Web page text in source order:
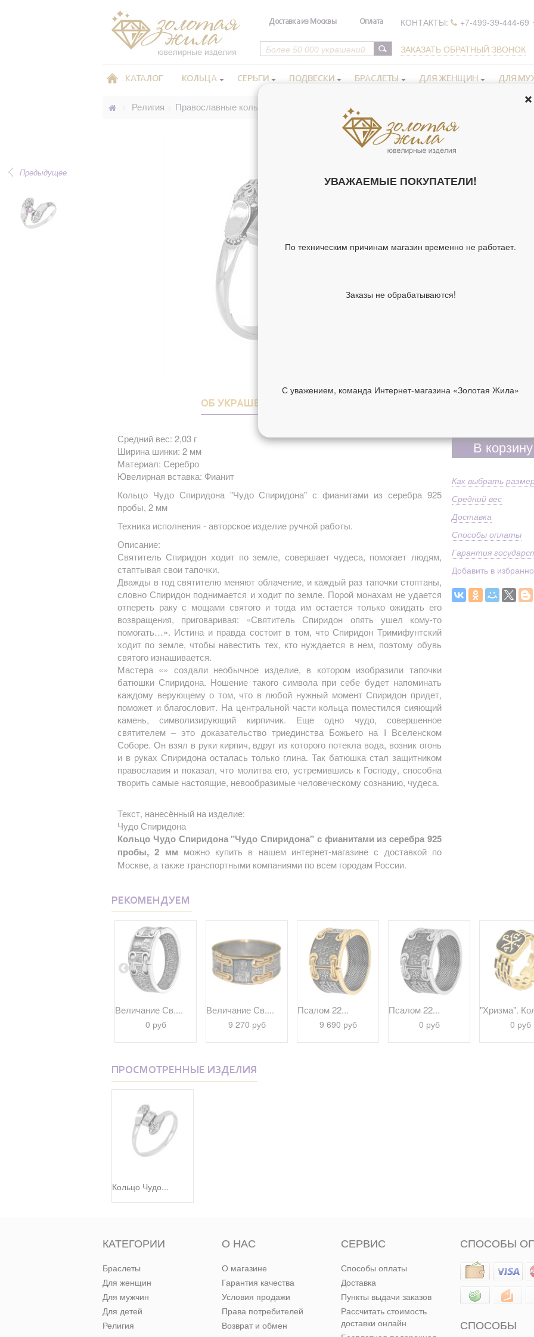
Доставка из Москвы Оплата КОНТАКТЫ: +7-499-39-444-69
ЗАКАЗАТЬ ОБРАТНЫЙ ЗВОНОК
КАТАЛОГ КОЛЬЦА СЕРЬГИ ПОДВЕСКИ БРАСЛЕТЫ ДЛЯ ЖЕНЩИН ДЛЯ
Религия Православные кольца серебряные Кольцо Чудо Спиридона "Чудо Спиридона" с
Предыдущее
ОБ УКРАШЕНИИ
Средний вес: 2,03 г
Ширина шинки: 2 мм
Материал: Серебро
Ювелирная вставка: Фианит
Кольцо Чудо Спиридона "Чудо Спиридона" с фианитами из серебра 925
пробы, 2 мм
Техника исполнения - авторское изделие ручной работы.
Описание:
Святитель Спиридон ходит по земле, совершает чудеса, помогает людям,
стаптывая свои тапочки.
Дважды в год святителю меняют облачение, и каждый раз тапочки стоптаны,
словно Спиридон поднимается и ходит по земле. Порой монахам не удается
отпереть раку с мощами святого и тогда им остается только ожидать его
возвращения, приговаривая: «Святитель Спиридон опять ушел кому-то
помогать…». Истина и правда состоит в том, что Спиридон Тримифунтский
ходит по земле, чтобы навестить тех, кто нуждается в нем, поэтому обувь
святого изнашивается.
Мастера «» создали необычное изделие, в котором изобразили тапочки
батюшки Спиридона. Ношение такого символа при себе будет напоминать
каждому верующему о том, что в любой нужный момент Спиридон придет,
поможет и благословит. На центральной части кольца поместился сияющий
камень, символизирующий кирпичик. Еще одно чудо, совершенное
святителем – это доказательство триединства Божьего на I Вселенском
Соборе. Он взял в руки кирпич, вдруг из которого потекла вода, возник огонь
и в руках Спиридона осталась только глина. Так батюшка стал защитником
православия и показал, что молитва его, устремившись к Господу, способна
творить самые настоящие, невообразимые человеческому сознанию, чудеса.
Текст, нанесённый на изделие:
Чудо Спиридона
Кольцо Чудо Спиридона "Чудо Спиридона" с фианитами из серебра 925
пробы, 2 мм можно купить в нашем интернет-магазине с доставкой по
Москве, а также транспортными компаниями по всем городам России.
КОЛЬЦО
СЕРЕБРА
Тип украшения
Шинка (мм)
(Нажмите нужный)
В корзину
Как выбрать
Средний вес
Доставка
Способы оплаты
Гарантия
Добавить в
РЕКОМЕНДУЕМ
Величание Св....
0 руб
Величание Св....
9 270 руб
Псалом 22...
9 690 руб
Псалом 22...
0 руб
"Хризма".
0 руб
ПРОСМОТРЕННЫЕ ИЗДЕЛИЯ
Кольцо Чудо...
КАТЕГОРИИ
Браслеты
Для женщин
Для мужчин
Для детей
Религия
О НАС
О магазине
Гарантия качества
Условия продажи
Права потребителей
Возврат и обмен
СЕРВИС
Способы оплаты
Доставка
Пункты выдачи заказов
Рассчитать стоимость
доставки онлайн
СПОСОБЫ
СПОСОБЫ
УВАЖАЕМЫЕ ПОКУПАТЕЛИ!
По техническим причинам магазин временно не работает.
Заказы не обрабатываются!
С уважением, команда Интернет-магазина «Золотая Жила»